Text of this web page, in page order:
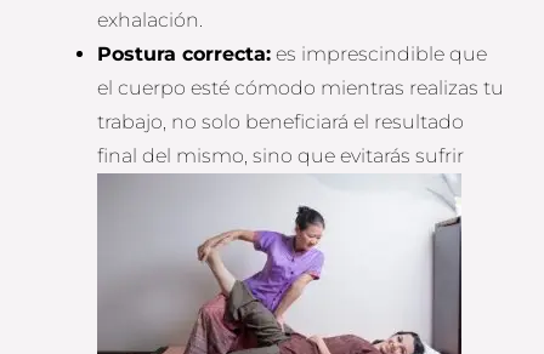
exhalación.
Postura correcta: es imprescindible que
el cuerpo esté cómodo mientras realizas tu
trabajo, no solo beneficiará el resultado
final del mismo, sino que evitarás sufrir